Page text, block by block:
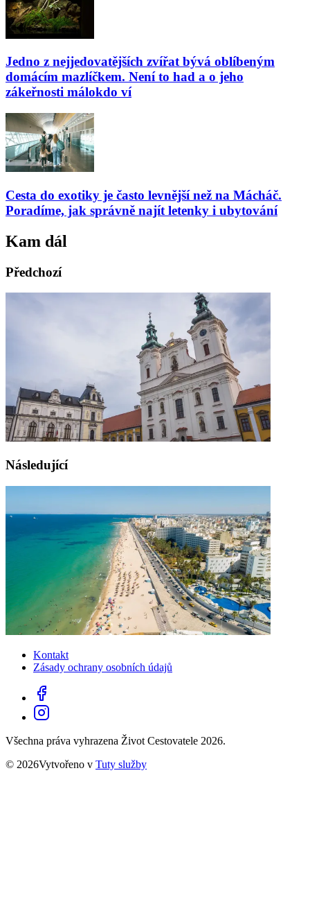
Jedno z nejjedovatějších zvířat bývá oblíbeným
domácím mazlíčkem. Není to had a o jeho
zákeřnosti málokdo ví
Cesta do exotiky je často levnější než na Mácháč.
Poradíme, jak správně najít letenky i ubytování
Kam dál
Předchozí
Následující
Kontakt
Zásady ochrany osobních údajů
Všechna práva vyhrazena Život Cestovatele 2026.
© 2026Vytvořeno v Tuty služby